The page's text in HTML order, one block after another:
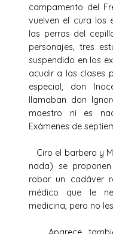
campamento del
vuelven el cura los
las perras del
personajes, tres
suspendido en los
acudir a las clases
especial, don
llamaban don
maestro ni es
Exámenes de
Ciro el barbero y
nada) se
robar un cadáver
médico que le
medicina, pero no